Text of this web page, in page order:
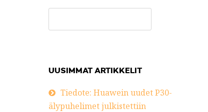
UUSIMMAT ARTIKKELIT
Tiedote: Huawein uudet P30-
älypuhelimet julkistettiin